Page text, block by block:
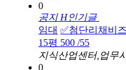
0
공지 H인기글
임대 ✅첨단리채비
15평 500 /55
지식산업센터,업무
0